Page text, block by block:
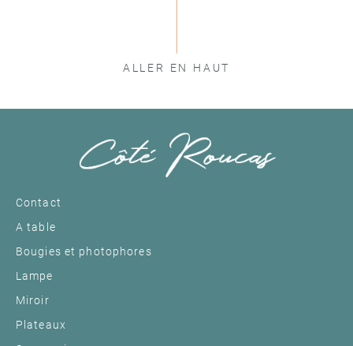
ALLER EN HAUT
Contact
A table
Bougies et photophores
Lampe
Miroir
Plateaux